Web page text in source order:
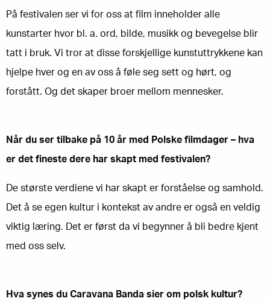
På festivalen ser vi for oss at film inneholder alle
kunstarter hvor bl. a. ord, bilde, musikk og bevegelse blir
tatt i bruk. Vi tror at disse forskjellige kunstuttrykkene kan
hjelpe hver og en av oss å føle seg sett og hørt, og
forstått. Og det skaper broer mellom mennesker.
Når du ser tilbake på 10 år med Polske filmdager – hva
er det fineste dere har skapt med festivalen?
De største verdiene vi har skapt er forståelse og samhold.
Det å se egen kultur i kontekst av andre er også en veldig
viktig læring. Det er først da vi begynner å bli bedre kjent
med oss selv.
Hva synes du Caravana Banda sier om polsk kultur?